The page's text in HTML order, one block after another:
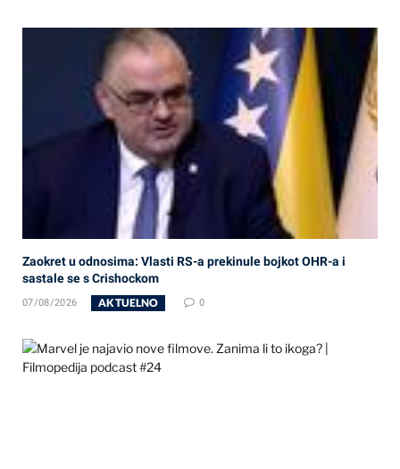
Zaokret u odnosima: Vlasti RS-a prekinule bojkot OHR-a i
sastale se s Crishockom
07/08/2026 AKTUELNO 0